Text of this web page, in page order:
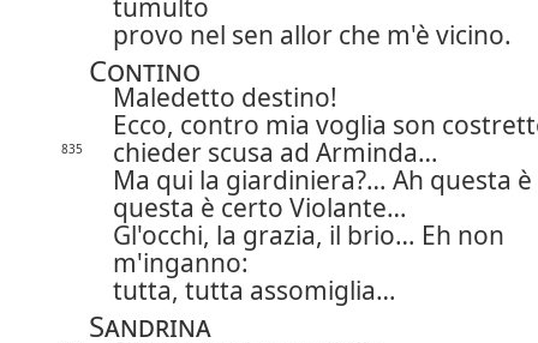
tumulto
provo nel sen allor che m'è vicino.
Contino
Maledetto destino!
Ecco, contro mia voglia son
835
chieder scusa ad Arminda…
Ma qui la giardiniera?… Ah questa è
questa è certo Violante…
Gl'occhi, la grazia, il brio… Eh non
m'inganno:
tutta, tutta assomiglia…
Sandrina